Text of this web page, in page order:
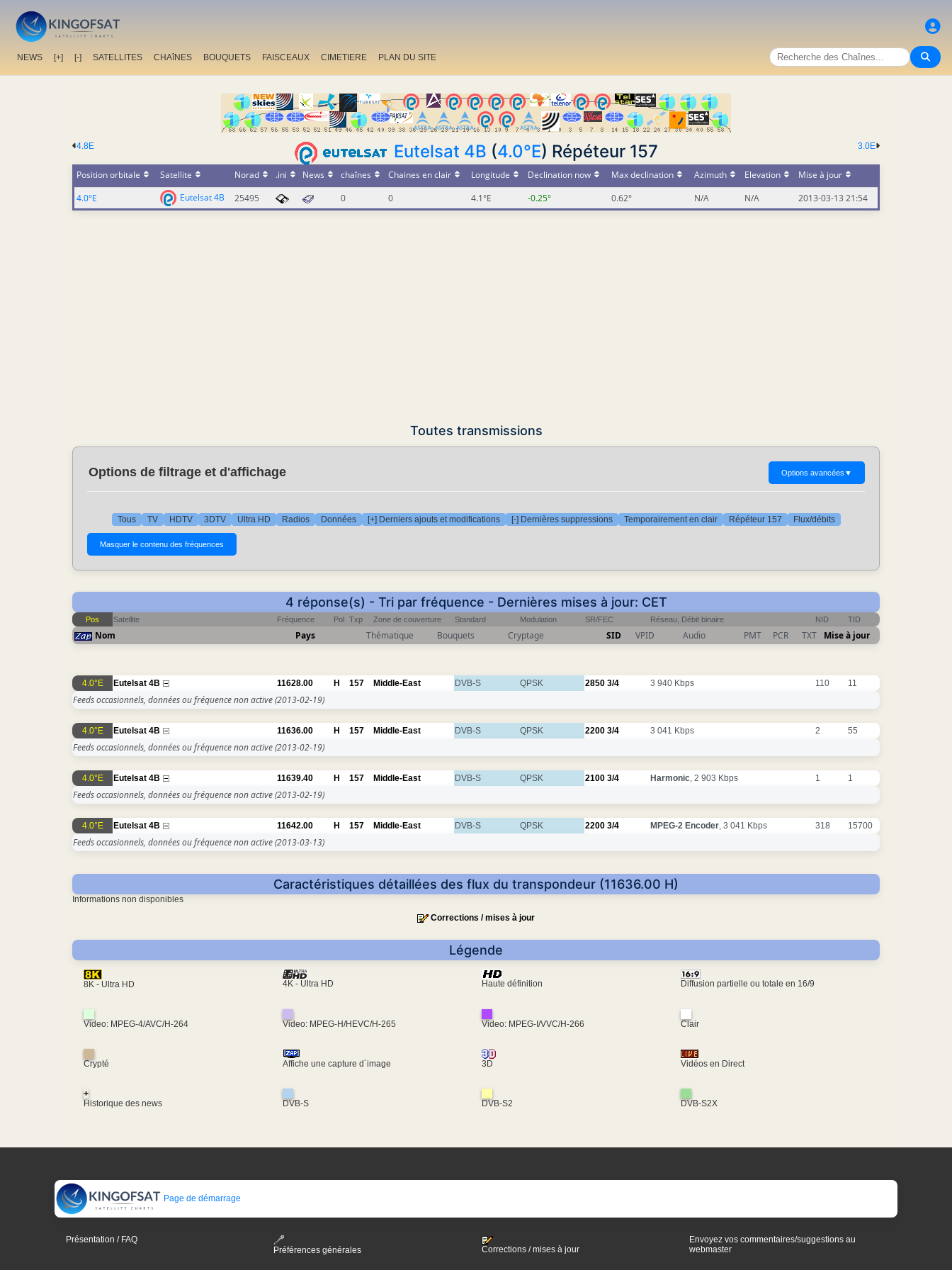
NEWS [+] [-] SATELLITES CHAîNES BOUQUETS FAISCEAUX CIMETIERE PLAN DU SITE
3.0E
4.8E Eutelsat 4B (4.0°E) Répéteur 157
Position orbitale Satellite Norad .ini News chaînes Chaines en clair Longitude Declination now Max declination Azimuth Elevation
Mise à jour
4.0°E
Eutelsat 4B 25495 0 0 4.1°E -0.25° 0.62° N/A N/A 2013-03-13 21:54
Toutes transmissions
Options de filtrage et d'affichage Options avancées ▼
Tous TV HDTV 3DTV Ultra HD Radios Données [+] Derniers ajouts et modifications [-] Dernières suppressions Temporairement en clair Répéteur 157 Flux/débits
4 réponse(s) - Tri par fréquence - Dernières mises à jour: CET
Pos Satellite Fréquence Pol Txp Zone de couverture Standard Modulation SR/FEC Réseau, Débit binaire NID TID
Nom Pays Thématique Bouquets Cryptage SID VPID Audio PMT PCR TXT Mise à jour
4.0°E Eutelsat 4B 11628.00 H 157 Middle-East DVB-S QPSK 2850 3/4 3 940 Kbps 110 11
Feeds occasionnels, données ou fréquence non active(2013-02-19)
4.0°E Eutelsat 4B 11636.00 H 157 Middle-East DVB-S QPSK 2200 3/4 3 041 Kbps 2 55
Feeds occasionnels, données ou fréquence non active(2013-02-19)
4.0°E Eutelsat 4B 11639.40 H 157 Middle-East DVB-S QPSK 2100 3/4 Harmonic , 2 903 Kbps 1 1
Feeds occasionnels, données ou fréquence non active(2013-02-19)
4.0°E Eutelsat 4B 11642.00 H 157 Middle-East DVB-S QPSK 2200 3/4 MPEG-2 Encoder , 3 041 Kbps 318 15700
Feeds occasionnels, données ou fréquence non active(2013-03-13)
Caractéristiques détaillées des flux du transpondeur (11636.00 H)
Informations non disponibles
Corrections / mises à jour
Légende
8K - Ultra HD 4K - Ultra HD Haute définition Diffusion partielle ou totale en 16/9
Video: MPEG-4/AVC/H-264 Video: MPEG-H/HEVC/H-265 Video: MPEG-I/VVC/H-266 Clair
Crypté Affiche une capture d´image 3D Vidéos en Direct
+
Historique des news
DVB-S DVB-S2 DVB-S2X
Page de démarrage
Présentation / FAQ
Préférences générales
Corrections / mises à jour
Envoyez vos commentaires/suggestions au
webmaster